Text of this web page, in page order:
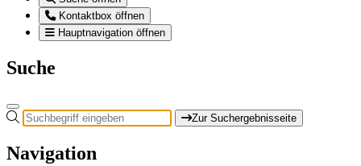
Kontaktbox öffnen
Hauptnavigation öffnen
Suche
Zur Suchergebnisseite
Navigation